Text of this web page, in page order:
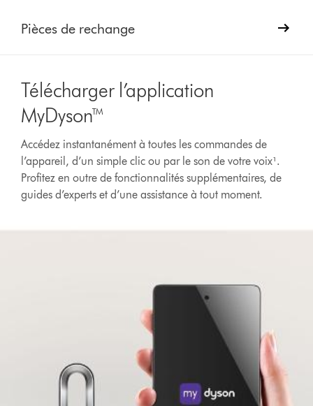
Pièces de rechange
Télécharger l’application
MyDyson™
Accédez instantanément à toutes les commandes de
l’appareil, d’un simple clic ou par le son de votre voix¹.
Profitez en outre de fonctionnalités supplémentaires, de
guides d’experts et d’une assistance à tout moment.